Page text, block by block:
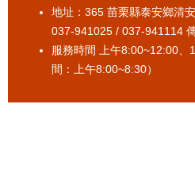
地址：365 苗栗縣泰安鄉清
037-941025 / 037-941114
服務時間 上午8:00~12:00、
間：上午8:00~8:30）